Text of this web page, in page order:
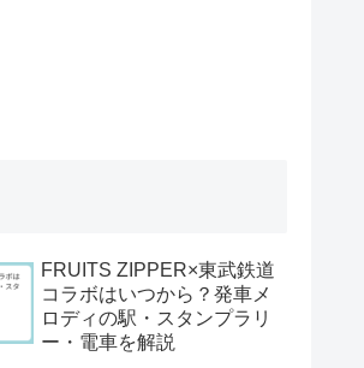
FRUITS ZIPPER×東武鉄道
コラボはいつから？発車メ
ロディの駅・スタンプラリ
ー・電車を解説